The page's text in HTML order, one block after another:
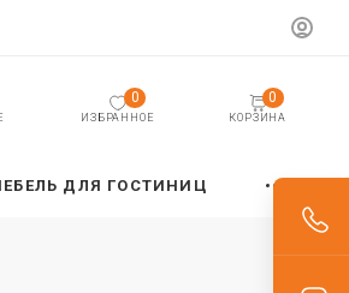
ИЗБРАННОЕ
0
КОРЗИНА
0
ДЛЯ ГОСТИНИЦ